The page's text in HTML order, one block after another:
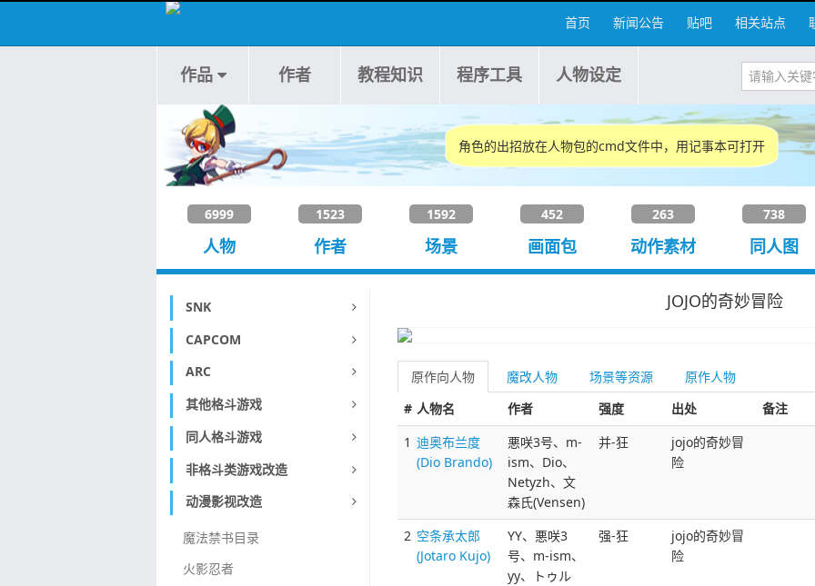
首页 新闻公告 贴吧 相关站点
作品 作者 教程知识 程序工具 人物设定
角色的出招放在人物包的cmd文件中，用记事本可打开
6999
人物
1523
作者
1592
场景
452
画面包
263
动作素材
738
同人图
SNK
CAPCOM
ARC
其他格斗游戏
同人格斗游戏
非格斗类游戏改造
动漫影视改造
魔法禁书目录
火影忍者
JOJO的奇妙冒险
原作向人物 魔改人物 场景等资源
原作人物
# 人物名 作者 强度 出处
备注
1 迪奥布兰度
(Dio Brando)
悪咲3号、m-
ism、Dio、
Netyzh、文
森氏(Vensen)
并-狂
jojo的奇妙冒
险
2 空条承太郎
(Jotaro Kujo)
YY、悪咲3
号、m-ism、
yy、トゥル
强-狂
jojo的奇妙冒
险